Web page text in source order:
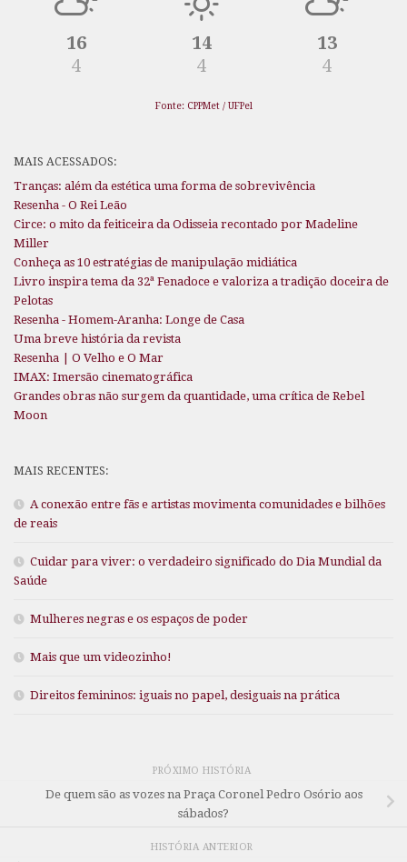
16
4
14
4
13
4
Fonte: CPPMet / UFPel
MAIS ACESSADOS:
Tranças: além da estética uma forma de sobrevivência
Resenha - O Rei Leão
Circe: o mito da feiticeira da Odisseia recontado por Madeline
Miller
Conheça as 10 estratégias de manipulação midiática
Livro inspira tema da 32ª Fenadoce e valoriza a tradição doceira de
Pelotas
Resenha - Homem-Aranha: Longe de Casa
Uma breve história da revista
Resenha | O Velho e O Mar
IMAX: Imersão cinematográfica
Grandes obras não surgem da quantidade, uma crítica de Rebel
Moon
MAIS RECENTES:
A conexão entre fãs e artistas movimenta comunidades e bilhões
de reais
Cuidar para viver: o verdadeiro significado do Dia Mundial da
Saúde
Mulheres negras e os espaços de poder
Mais que um videozinho!
Direitos femininos: iguais no papel, desiguais na prática
PRÓXIMO HISTÓRIA
De quem são as vozes na Praça Coronel Pedro Osório aos
sábados?
HISTÓRIA ANTERIOR